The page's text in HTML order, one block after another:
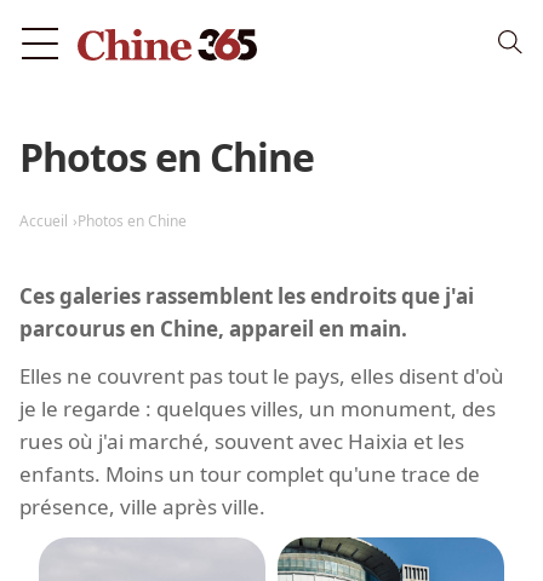
Photos en Chine
Accueil Photos en Chine
Ces galeries rassemblent les endroits que j'ai
parcourus en Chine, appareil en main.
Elles ne couvrent pas tout le pays, elles disent d'où
je le regarde : quelques villes, un monument, des
rues où j'ai marché, souvent avec Haixia et les
enfants. Moins un tour complet qu'une trace de
présence, ville après ville.